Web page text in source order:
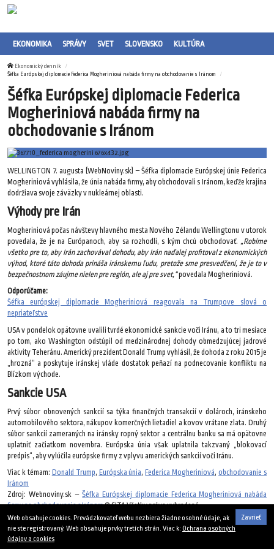
EKONOMIKA SPRÁVY SVET SLOVENSKO KULTÚRA
Ekonomický denník
Šéfka Európskej diplomacie Federica Mogheriniová nabáda firmy na obchodovanie s Iránom
Šéfka Európskej diplomacie Federica
Mogheriniová nabáda firmy na
obchodovanie s Iránom
WELLINGTON 7. augusta (WebNoviny.sk) – Šéfka diplomacie Európskej únie Federica
Mogheriniová vyhlásila, že únia nabáda firmy, aby obchodovali s Iránom, keďže krajina
dodržiava svoje záväzky v nukleárnej oblasti.
Výhody pre Irán
Mogheriniová počas návštevy hlavného mesta Nového Zélandu Wellingtonu v utorok
povedala, že je na Európanoch, aby sa rozhodli, s kým chcú obchodovať. „Robíme
všetko pre to, aby Irán zachovával dohodu, aby Irán naďalej profitoval z ekonomických
výhod, ktoré táto dohoda prináša iránskemu ľudu, pretože sme presvedčení, že je to v
bezpečnostnom záujme nielen pre región, ale aj pre svet,“povedala Mogheriniová.
Odporúčame:
Šéfka európskej diplomacie Mogheriniová reagovala na Trumpove slová o
nepriateľstve
USA v pondelok opätovne uvalili tvrdé ekonomické sankcie voči Iránu, a to tri mesiace
po tom, ako Washington odstúpil od medzinárodnej dohody obmedzujúcej jadrové
aktivity Teheránu. Americký prezident Donald Trump vyhlásil, že dohoda z roku 2015 je
„hrozná“ a poskytuje iránskej vláde dostatok peňazí na podnecovanie konfliktu na
Blízkom východe.
Sankcie USA
Prvý súbor obnovených sankcií sa týka finančných transakcií v dolároch, iránskeho
automobilového sektora, nákupov komerčných lietadiel a kovov vrátane zlata. Druhý
súbor sankcií zameraných na iránsky ropný sektor a centrálnu banku sa má opätovne
uplatniť začiatkom novembra. Európska únia však uplatnila takzvaný „blokovací
predpis“, aby vylúčila európske firmy z vplyvu amerických sankcií voči Iránu.
Viac k témam: Donald Trump, Európska únia, Federica Mogheriniová,obchodovanie s
Iránom
Zdroj: Webnoviny.sk –Šéfka Európskej diplomacie Federica Mogheriniová nabáda
firmy na obchodovanie s Iránom© SITA Všetky práva vyhradené.
7. augusta 2018
Zavrieť
Web obsahuje cookies. Prevádzkovateľ webu nezbiera žiadne osobné údaje, ak
nie ste registrovaný. Web obsahuje prvky tretích strán. Viac k: Ochrana osobných
údajov a cookies